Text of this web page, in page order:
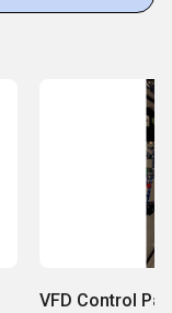
VFD Control